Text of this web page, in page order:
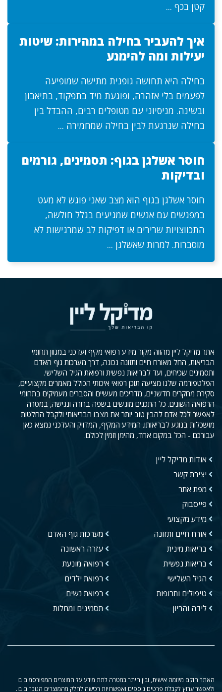
קטן בכף ...
איך להעביר בחילה במהירות: שיטות
יעילות ומה להימנע
בחילה היא תחושה גופנית מתישה שמופיעה
לפעמים בלי אזהרה, ופוגעת מיד בתפקוד, בתיאבון
ובשינה. מניסיוני עם מטופלים רבים, ההבדל בין
בחילה שנרגעת לבין בחילה שמחמירה ...
חוסר אשלגן בגוף: תסמינים, גורמים
ובדיקות
חוסר אשלגן בגוף הוא מצב שאני פוגש לא מעט
במפגשים עם אנשים שמגיעים בגלל חולשה,
התכווצויות שרירים או דפיקות לב שמרגישות לא
מוסברות. למרות שאשלגן ...
אתר מדיקל ליין מהווה מקור מידע רפואי מקיף ועדכני במגוון תחומי
הבריאות, החל מאורח חיים ותזונה נכונה, דרך מערכות גוף האדם
ותסמינים שכיחים, ועד לבריאות נפשית ורפואת הגיל השלישי.
הפלטפורמה שלנו מציעה תוכן רפואי איכותי הכולל מאמרים מקצועיים,
סקירת מחקרים חדשניים, מדריכים מעשיים והסברים מעמיקים בתחומי
הרפואה השונים. כל התכנים מוגשים בשפה ברורה ונגישה, במטרה
לאפשר לכל אדם להבין טוב יותר את מצבו הבריאותי ולקבל החלטות
מושכלות בנוגע לבריאותו. המידע המקיף, המדויק והעדכני נמצא כאן
עבורכם - הכל במקום אחד, מהימן וזמין לכולם.
אודות מדיקל ליין
יצירת קשר
מפת אתר
פייסבוק
מידע מקצועי
אורח חיים ותזונה
בריאות מינית
בריאות נפשית
הגיל השלישי
טיפולים ותרופות
לידה והריון
מערכות גוף האדם
עזרה ראשונה
רפואה מונעת
רפואת ילדים
רפואת נשים
תסמינים ומחלות
האתר הוקם מיוזמה אישית, ובין היתר במטרה לתת מידע על המוצרים המפורסמים בו
ולאפשר ערוץ לקבלת פרטים נוספים ואפשרויות רכישה לחלק מהמוצרים הנזכרים בו.